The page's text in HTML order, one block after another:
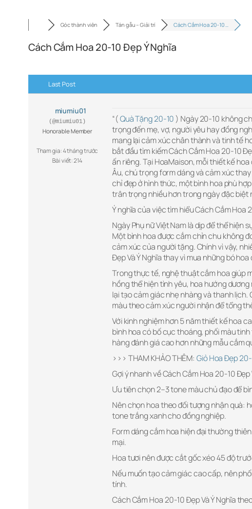
Góc thành viên Tán gẫu – Giải trí Cách Cắm Hoa 20-10 …
Cách Cắm Hoa 20-10 Đẹp Ý Nghĩa
Last Post
miumiu01
(@miumiu01)
Honorable Member
Tham gia: 4 tháng trước
Bài viết: 214
“(Quà Tặng 20-10 ) Ngày 20-10 không
trọng đến mẹ, vợ, người yêu hay đồng
mang lại cảm xúc chân thành và tinh tế
bắt đầu tìm kiếm Cách Cắm Hoa 20-10
ấn riêng. Tại HoaMaison, mỗi thiết kế
Âu, chú trọng form dáng và cảm xúc
chỉ đẹp ở hình thức, một bình hoa phù
trân trọng nhiều hơn trong ngày đặc biệt
Ý nghĩa của việc tìm hiểu Cách Cắm Hoa
Ngày Phụ nữ Việt Nam là dịp để thể hiện
Một bình hoa được cắm chỉn chu không
cảm xúc của người tặng. Chính vì vậy,
Đẹp Và Ý Nghĩa thay vì mua những bó hoa
Trong thực tế, nghệ thuật cắm hoa giúp
hồng thể hiện tình yêu, hoa hướng
lại tạo cảm giác nhẹ nhàng và thanh
màu theo cảm xúc người nhận để tổng
Với kinh nghiệm hơn 5 năm thiết kế hoa
bình hoa có bố cục thoáng, phối màu
hàng đánh giá cao hơn những mẫu cắm
>>> THAM KHẢO THÊM: Giỏ Hoa Đẹp
Gợi ý nhanh về Cách Cắm Hoa 20-10 Đẹp
Ưu tiên chọn 2–3 tone màu chủ đạo để
Nên chọn hoa theo đối tượng nhận quà:
tone trắng xanh cho đồng nghiệp.
Form dáng cắm hoa hiện đại thường
mại.
Hoa tươi nên được cắt gốc xéo 45 độ
Nếu muốn tạo cảm giác cao cấp, nên
tính.
Cách Cắm Hoa 20-10 Đẹp Và Ý Nghĩa